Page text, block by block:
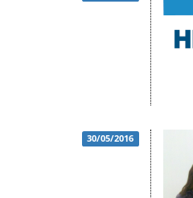
30/05/2016